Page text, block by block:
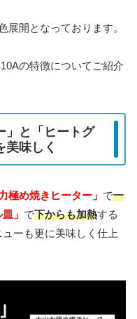
展開となっております。
の特徴についてご紹介
」と「ヒートグ
美味しく
極め焼きヒーター」 で一
」 で下からも加熱する
ーも更に美味しく仕上